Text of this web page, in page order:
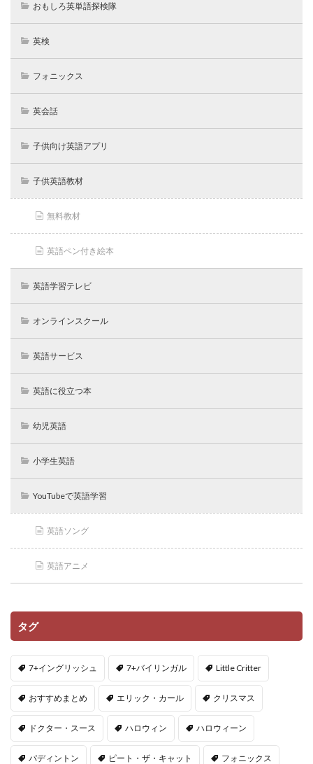
おもしろ英単語探検隊
英検
フォニックス
英会話
子供向け英語アプリ
子供英語教材
無料教材
英語ペン付き絵本
英語学習テレビ
オンラインスクール
英語サービス
英語に役立つ本
幼児英語
小学生英語
YouTubeで英語学習
英語ソング
英語アニメ
タグ
7+イングリッシュ 7+バイリンガル Little Critter
おすすめまとめ エリック・カール クリスマス
ドクター・スース ハロウィン ハロウィーン
パディントン ピート・ザ・キャット フォニックス